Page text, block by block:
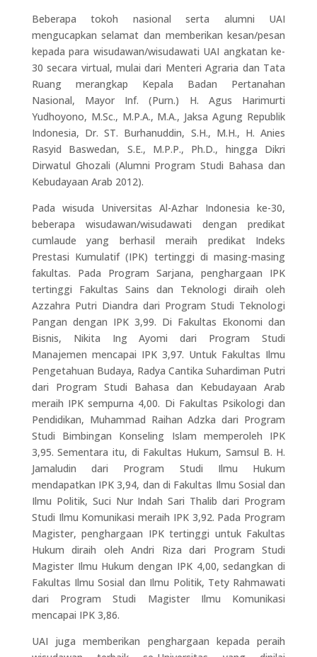
Beberapa tokoh nasional serta alumni UAI
mengucapkan selamat dan memberikan kesan/pesan
kepada para wisudawan/wisudawati UAI angkatan ke-
30 secara virtual, mulai dari Menteri Agraria dan Tata
Ruang merangkap Kepala Badan Pertanahan
Nasional, Mayor Inf. (Purn.) H. Agus Harimurti
Yudhoyono, M.Sc., M.P.A., M.A., Jaksa Agung Republik
Indonesia, Dr. ST. Burhanuddin, S.H., M.H., H. Anies
Rasyid Baswedan, S.E., M.P.P., Ph.D., hingga Dikri
Dirwatul Ghozali (Alumni Program Studi Bahasa dan
Kebudayaan Arab 2012).
Pada wisuda Universitas Al-Azhar Indonesia ke-30,
beberapa wisudawan/wisudawati dengan predikat
cumlaude yang berhasil meraih predikat Indeks
Prestasi Kumulatif (IPK) tertinggi di masing-masing
fakultas. Pada Program Sarjana, penghargaan IPK
tertinggi Fakultas Sains dan Teknologi diraih oleh
Azzahra Putri Diandra dari Program Studi Teknologi
Pangan dengan IPK 3,99. Di Fakultas Ekonomi dan
Bisnis, Nikita Ing Ayomi dari Program Studi
Manajemen mencapai IPK 3,97. Untuk Fakultas Ilmu
Pengetahuan Budaya, Radya Cantika Suhardiman Putri
dari Program Studi Bahasa dan Kebudayaan Arab
meraih IPK sempurna 4,00. Di Fakultas Psikologi dan
Pendidikan, Muhammad Raihan Adzka dari Program
Studi Bimbingan Konseling Islam memperoleh IPK
3,95. Sementara itu, di Fakultas Hukum, Samsul B. H.
Jamaludin dari Program Studi Ilmu Hukum
mendapatkan IPK 3,94, dan di Fakultas Ilmu Sosial dan
Ilmu Politik, Suci Nur Indah Sari Thalib dari Program
Studi Ilmu Komunikasi meraih IPK 3,92. Pada Program
Magister, penghargaan IPK tertinggi untuk Fakultas
Hukum diraih oleh Andri Riza dari Program Studi
Magister Ilmu Hukum dengan IPK 4,00, sedangkan di
Fakultas Ilmu Sosial dan Ilmu Politik, Tety Rahmawati
dari Program Studi Magister Ilmu Komunikasi
mencapai IPK 3,86.
UAI juga memberikan penghargaan kepada peraih